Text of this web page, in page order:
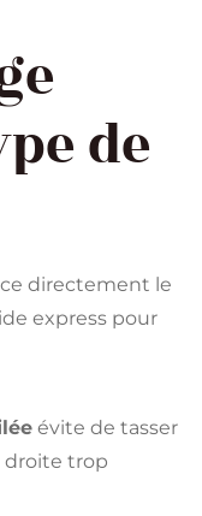
de
directement le
express pour
évite de tasser
droite trop